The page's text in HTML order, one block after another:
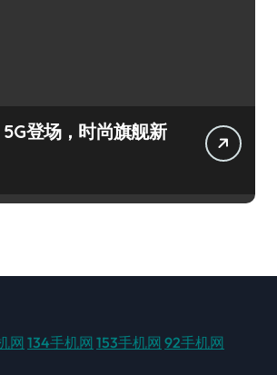
登场，时尚旗舰新
网134手机网 153手机网 92手机网